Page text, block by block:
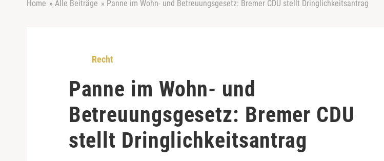
Home » Alle Beiträge » Panne im Wohn- und Betreuungsgesetz: Bremer CDU stellt Dringlichkeitsantrag
Recht
Panne im Wohn- und
Betreuungsgesetz: Bremer CDU
stellt Dringlichkeitsantrag